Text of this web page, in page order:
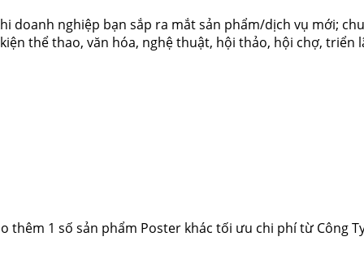
doanh nghiệp bạn sắp ra mắt sản phẩm/dịch vụ mới;
thể thao, văn hóa, nghệ thuật, hội thảo, hội chợ, triển
thêm 1 số sản phẩm Poster khác tối ưu chi phí từ Công